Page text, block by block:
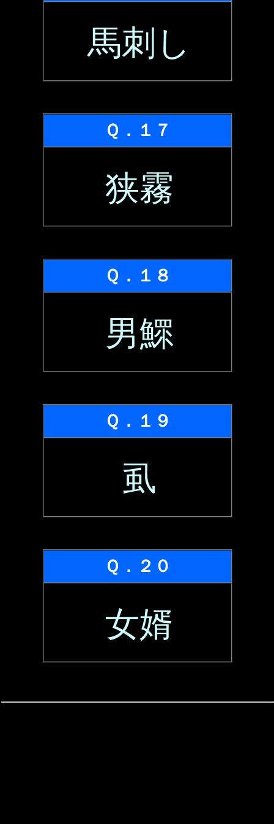
馬刺し
Ｑ．１７
狭霧
Ｑ．１８
男鰥
Ｑ．１９
虱
Ｑ．２０
女婿